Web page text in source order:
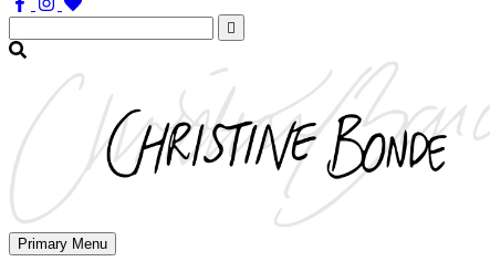
Søg
efter:
Primary Menu